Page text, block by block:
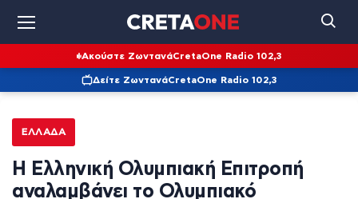
Ακούστε ΖωντανάCretaOne Radio 102,3
Δείτε ΖωντανάCretaOne Radio 102,3
ΕΛΛΆΔΑ
Η Ελληνική Ολυμπιακή Επιτροπή
αναλαμβάνει το Ολυμπιακό